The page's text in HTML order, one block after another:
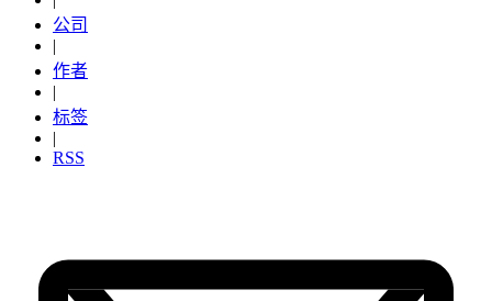
公司
|
作者
|
标签
|
RSS